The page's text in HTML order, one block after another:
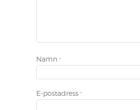
Namn *
E-postadress *